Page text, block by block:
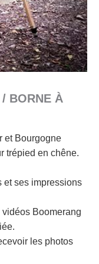
BORNE À
et Bourgogne
trépied en chêne.
et ses impressions
Boomerang
les photos